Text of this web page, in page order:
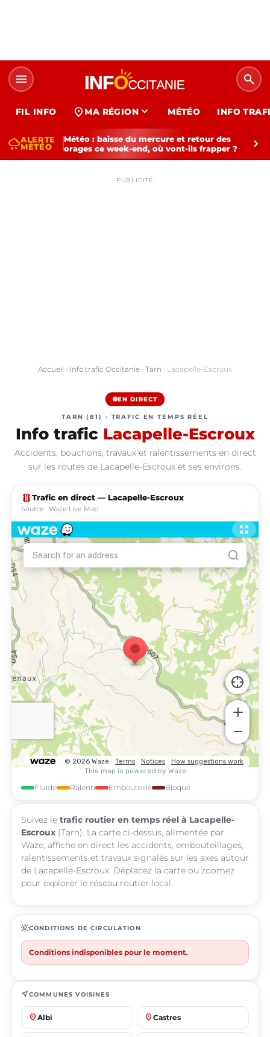
menu search
FIL INFO location_on MA RÉGION expand_more MÉTÉO INFO
thunderstormALERTE
MÉTÉO
Météo : baisse du mercure et retour des
orages ce week-end, où vont-ils frapper ?
chevron_right
PUBLICITÉ
Accueil › Info trafic Occitanie › Tarn › Lacapelle-Escroux
EN DIRECT
TARN (81) · TRAFIC EN TEMPS RÉEL
Info trafic Lacapelle-Escroux
Accidents, bouchons, travaux et ralentissements en direct
sur les routes de Lacapelle-Escroux et ses environs.
traffic Trafic en direct — Lacapelle-Escroux
Source : Waze Live Map
Fluide Ralenti Embouteillé Bloqué
Suivez le trafic routier en temps réel à Lacapelle-
Escroux (Tarn). La carte ci-dessus, alimentée par
Waze, affiche en direct les accidents, embouteillages,
ralentissements et travaux signalés sur les axes autour
de Lacapelle-Escroux. Déplacez la carte ou zoomez
pour explorer le réseau routier local.
routineCONDITIONS DE CIRCULATION
Conditions indisponibles pour le moment.
near_meCOMMUNES VOISINES
place Albi place Castres